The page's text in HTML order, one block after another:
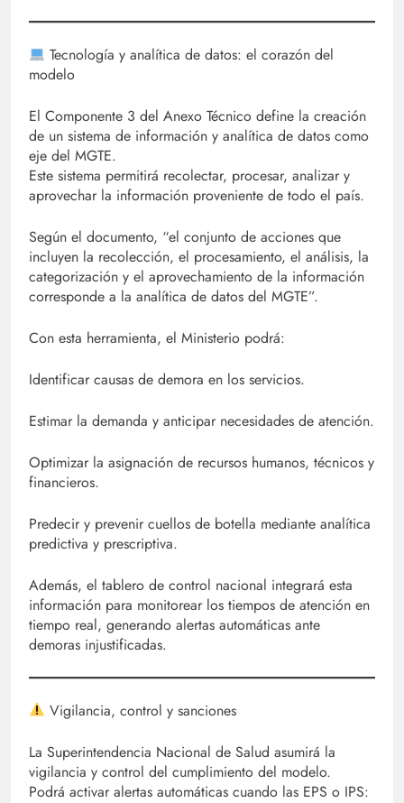
Tecnología y analítica de datos: el corazón del
modelo
El Componente 3 del Anexo Técnico define la creación
de un sistema de información y analítica de datos como
eje del MGTE.
Este sistema permitirá recolectar, procesar, analizar y
aprovechar la información proveniente de todo el país.
Según el documento, “el conjunto de acciones que
incluyen la recolección, el procesamiento, el análisis, la
categorización y el aprovechamiento de la información
corresponde a la analítica de datos del MGTE”.
Con esta herramienta, el Ministerio podrá:
Identificar causas de demora en los servicios.
Estimar la demanda y anticipar necesidades de atención.
Optimizar la asignación de recursos humanos, técnicos y
financieros.
Predecir y prevenir cuellos de botella mediante analítica
predictiva y prescriptiva.
Además, el tablero de control nacional integrará esta
información para monitorear los tiempos de atención en
tiempo real, generando alertas automáticas ante
demoras injustificadas.
Vigilancia, control y sanciones
La Superintendencia Nacional de Salud asumirá la
vigilancia y control del cumplimiento del modelo.
Podrá activar alertas automáticas cuando las EPS o IPS: